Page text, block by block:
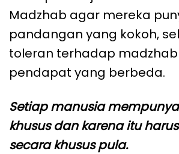
Madzhab agar mereka
pandangan yang kokoh,
toleran terhadap
pendapat yang berbeda.
Setiap manusia
khusus dan karena itu
secara khusus pula.